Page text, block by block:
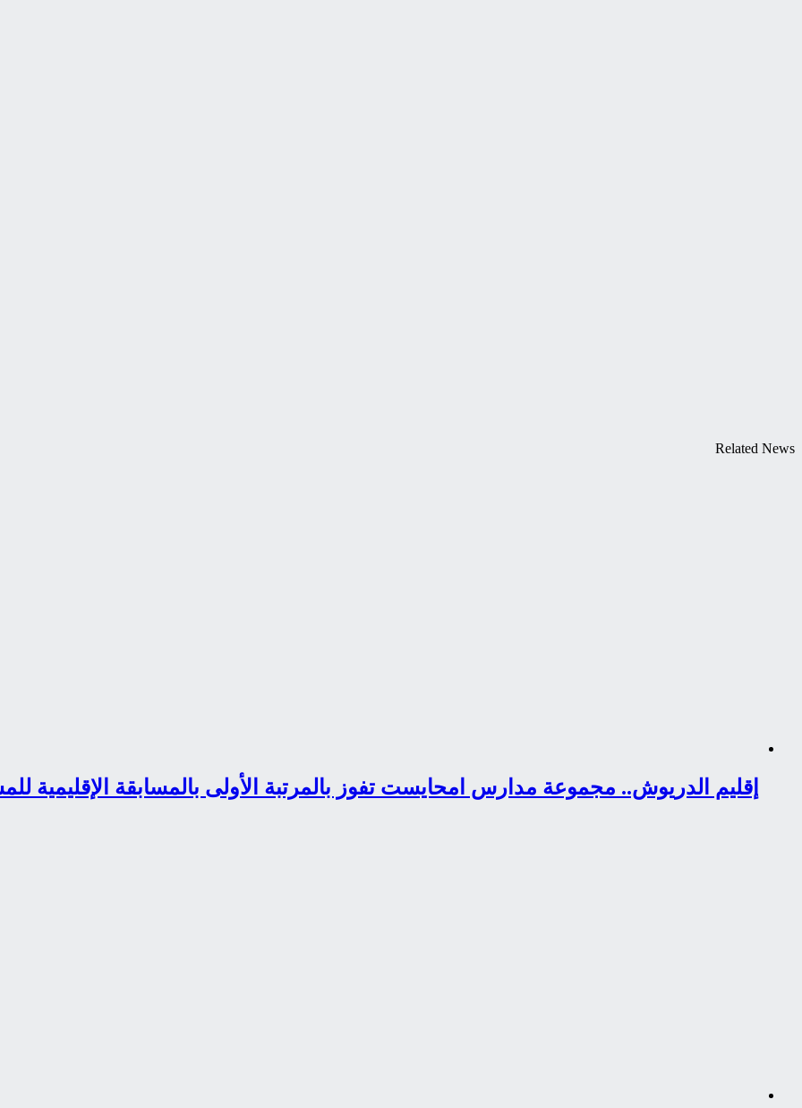
Related News
إقليم الدريوش.. مجموعة مدارس امحايست تفوز بالمرتبة الأولى بالمسابقة الإقليمية